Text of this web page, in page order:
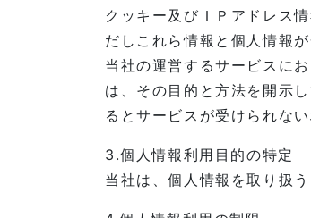
クッキー及びＩＰアドレス
だしこれら情報と個人情報
当社の運営するサービスに
は、その目的と方法を開示
るとサービスが受けられな
3.個人情報利用目的の特定
当社は、個人情報を取り扱